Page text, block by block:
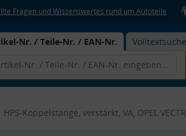
Fragen und Wissenswertes rund um Autoteile
Nr. / Teile-Nr. / EAN-Nr. Volltextsuche
HPS-Koppelstange, verstärkt, VA, OPEL